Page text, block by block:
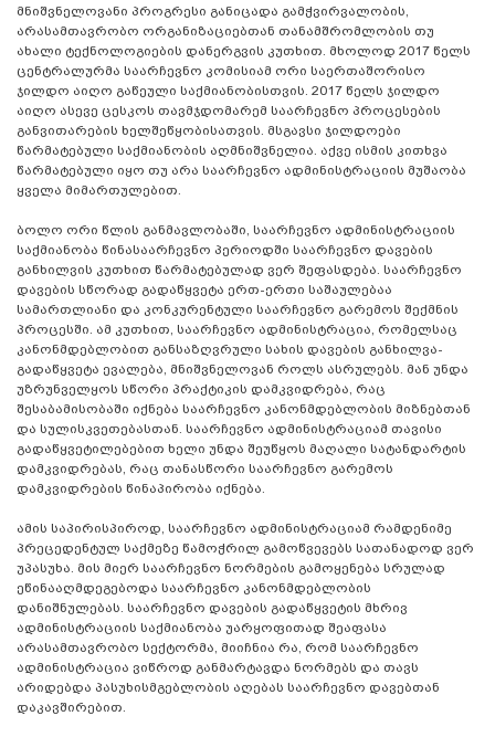
მნიშვნელოვანი პროგრესი განიცადა გამჭვირვალობის,
არასამთავრობო ორგანიზაციებთან თანამშრომლობის თუ
ახალი ტექნოლოგიების დანერგვის კუთხით. მხოლოდ 2017 წელს
ცენტრალურმა საარჩევნო კომისიამ ორი საერთაშორისო
ჯილდო აიღო გაწეული საქმიანობისთვის. 2017 წელს ჯილდო
აიღო ასევე ცესკოს თავმჯდომარემ საარჩევნო პროცესების
განვითარების ხელშეწყობისათვის. მსგავსი ჯილდოები
წარმატებული საქმიანობის აღმნიშვნელია. აქვე ისმის კითხვა
წარმატებული იყო თუ არა საარჩევნო ადმინისტრაციის მუშაობა
ყველა მიმართულებით.
ბოლო ორი წლის განმავლობაში, საარჩევნო ადმინისტრაციის
საქმიანობა წინასაარჩევნო პერიოდში საარჩევნო დავების
განხილვის კუთხით წარმატებულად ვერ შეფასდება. საარჩევნო
დავების სწორად გადაწყვეტა ერთ-ერთი საშაულებაა
სამართლიანი და კონკურენტული საარჩევნო გარემოს შექმნის
პროცესში. ამ კუთხით, საარჩევნო ადმინისტრაცია, რომელსაც
კანონმდებლობით განსაზღვრული სახის დავების განხილვა-
გადაწყვეტა ევალება, მნიშვნელოვან როლს ასრულებს. მან უნდა
უზრუნველყოს სწორი პრაქტიკის დამკვიდრება, რაც
შესაბამისობაში იქნება საარჩევნო კანონმდებლობის მიზნებთან
და სულისკვეთებასთან. საარჩევნო ადმინისტრაციამ თავისი
გადაწყვეტილებებით ხელი უნდა შეუწყოს მაღალი სატანდარტის
დამკვიდრებას, რაც თანასწორი საარჩევნო გარემოს
დამკვიდრების წინაპირობა იქნება.
ამის საპირისპიროდ, საარჩევნო ადმინისტრაციამ რამდენიმე
პრეცედენტულ საქმეზე წამოჭრილ გამოწვევებს სათანადოდ ვერ
უპასუხა. მის მიერ საარჩევნო ნორმების გამოყენება სრულად
ეწინააღმდეგებოდა საარჩევნო კანონმდებლობის
დანიშნულებას. საარჩევნო დავების გადაწყვეტის მხრივ
ადმინისტრაციის საქმიანობა უარყოფითად შეაფასა
არასამთავრობო სექტორმა, მიიჩნია რა, რომ საარჩევნო
ადმინისტრაცია ვიწროდ განმარტავდა ნორმებს და თავს
არიდებდა პასუხისმგებლობის აღებას საარჩევნო დავებთან
დაკავშირებით.